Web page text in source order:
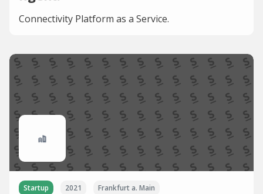
Connectivity Platform as a Service.
Startup 2021 Frankfurt a. Main